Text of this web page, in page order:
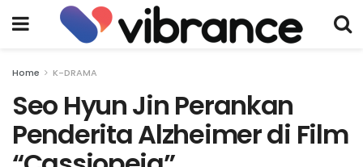
Home K-DRAMA
Seo Hyun Jin Perankan
Penderita Alzheimer di Film